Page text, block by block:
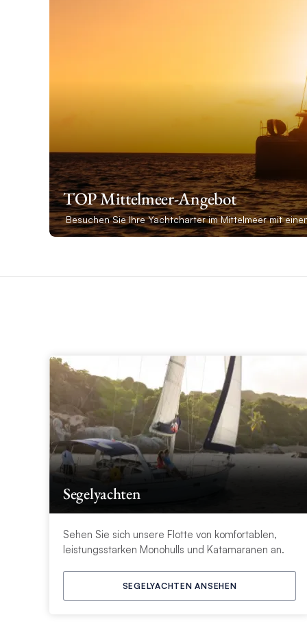
TOP Mittelmeer-Angebot
Besuchen Sie Ihre Yachtcharter im Mittelmeer mit
Segelyachten
Sehen Sie sich unsere Flotte von komfortablen,
leistungsstarken Monohulls und Katamaranen an.
SEGELYACHTEN ANSEHEN